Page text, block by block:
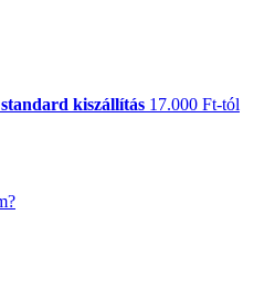
kiszállítás 17.000 Ft-tól